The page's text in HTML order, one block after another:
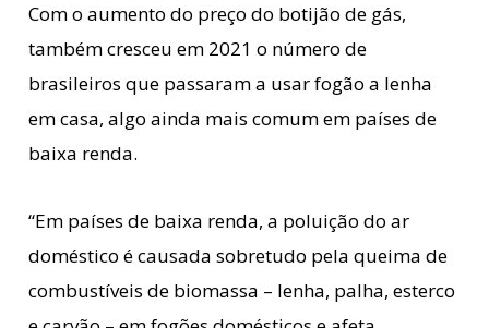
Com o aumento do preço do botijão de gás,
também cresceu em 2021 o número de
brasileiros que passaram a usar fogão a lenha
em casa, algo ainda mais comum em países de
baixa renda.
“Em países de baixa renda, a poluição do ar
doméstico é causada sobretudo pela queima de
combustíveis de biomassa – lenha, palha, esterco